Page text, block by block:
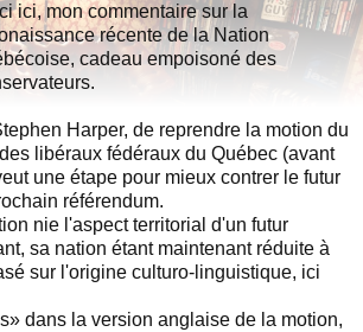
ici, mon commentaire sur la
récente de la Nation
cadeau empoisoné des
Harper, de reprendre la motion du
libéraux fédéraux du Québec (avant
une étape pour mieux contrer le futur
référendum.
nie l'aspect territorial d'un futur
sa nation étant maintenant réduite à
sur l'origine culturo-linguistique, ici
dans la version anglaise de la motion,